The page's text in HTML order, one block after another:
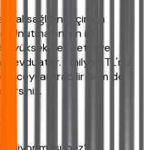
sağlığınız için en
Unutmayın, en iyi
yüksek net getiri ve
1 milyon TL'nizi
artırabilir hem de